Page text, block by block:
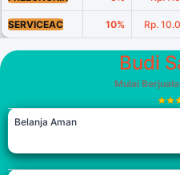
SERVICEAC 10% Rp.
Budi
Mulai
Belanja Aman